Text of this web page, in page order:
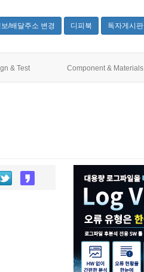
/배달주소 변경 디피북 독자게시판
& Test Component & Materials